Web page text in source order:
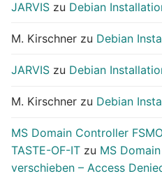
JARVIS zu Debian
M. Kirschner zu Debian
JARVIS zu Debian
M. Kirschner zu Debian
MS Domain Controller
TASTE-OF-IT zu MS
verschieben – Access